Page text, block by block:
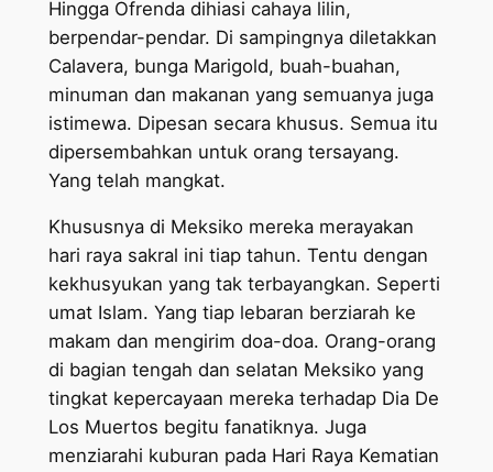
Hingga Ofrenda dihiasi cahaya lilin,
berpendar-pendar. Di sampingnya diletakkan
Calavera, bunga Marigold, buah-buahan,
minuman dan makanan yang semuanya juga
istimewa. Dipesan secara khusus. Semua itu
dipersembahkan untuk orang tersayang.
Yang telah mangkat.
Khususnya di Meksiko mereka merayakan
hari raya sakral ini tiap tahun. Tentu dengan
kekhusyukan yang tak terbayangkan. Seperti
umat Islam. Yang tiap lebaran berziarah ke
makam dan mengirim doa-doa. Orang-orang
di bagian tengah dan selatan Meksiko yang
tingkat kepercayaan mereka terhadap Dia De
Los Muertos begitu fanatiknya. Juga
menziarahi kuburan pada Hari Raya Kematian